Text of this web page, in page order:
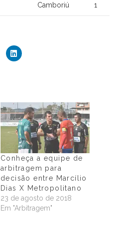
Camboriú 1
Conheça a equipe de
arbitragem para
decisão entre Marcílio
Dias X Metropolitano
23 de agosto de 2018
Em "Arbitragem"